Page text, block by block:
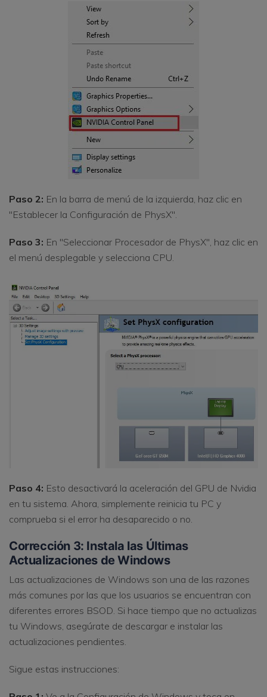
Paso 2: En la barra de menú de la izquierda, haz clic en
"Establecer la Configuración de PhysX".
Paso 3: En "Seleccionar Procesador de PhysX", haz clic en
el menú desplegable y selecciona CPU.
Paso 4: Esto desactivará la aceleración del GPU de Nvidia
en tu sistema. Ahora, simplemente reinicia tu PC y
comprueba si el error ha desaparecido o no.
Corrección 3: Instala las Últimas
Actualizaciones de Windows
Las actualizaciones de Windows son una de las razones
más comunes por las que los usuarios se encuentran con
diferentes errores BSOD. Si hace tiempo que no actualizas
tu Windows, asegúrate de descargar e instalar las
actualizaciones pendientes.
Sigue estas instrucciones: